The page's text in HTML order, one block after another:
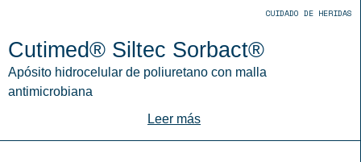
CUIDADO DE HERIDAS
Cutimed® Siltec Sorbact®
Apósito hidrocelular de poliuretano con malla
antimicrobiana
Leer más